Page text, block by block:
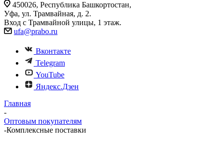
450026, Республика Башкортостан,
Уфа, ул. Трамвайная, д. 2.
Вход с Трамвайной улицы, 1 этаж.
ufa@prabo.ru
Вконтакте
Telegram
YouTube
Яндекс.Дзен
Главная
-
Оптовым покупателям
-Комплексные поставки